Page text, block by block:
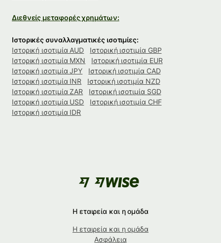
Διεθνείς μεταφορές χρημάτων:
Ιστορικές συναλλαγματικές ισοτιμίες:
Ιστορική ισοτιμία AUD
Ιστορική ισοτιμία GBP
Ιστορική ισοτιμία MXN
Ιστορική ισοτιμία EUR
Ιστορική ισοτιμία JPY
Ιστορική ισοτιμία CAD
Ιστορική ισοτιμία INR
Ιστορική ισοτιμία NZD
Ιστορική ισοτιμία ZAR
Ιστορική ισοτιμία SGD
Ιστορική ισοτιμία USD
Ιστορική ισοτιμία CHF
Ιστορική ισοτιμία IDR
Η εταιρεία και η ομάδα
Η εταιρεία και η ομάδα
Ασφάλεια